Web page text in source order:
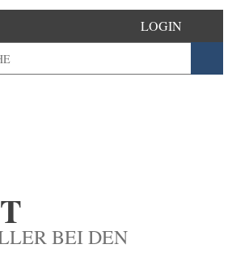
LOGIN
BEI DEN